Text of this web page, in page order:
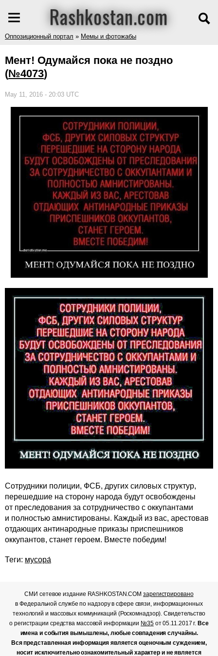
Rashkostan.com
Оппозиционный портал » Мемы и фотожабы
Мент! Одумайся пока не поздно
(№4073)
May 11, 2016 - 20:03 UTC
Сотрудники полиции, ФСБ, других силовых структур,
перешедшие на сторону народа будут освобождены
от преследования за сотрудничество с оккупантами
и полностью амнистированы. Каждый из вас, арестовав
отдающих антинародные приказы приспешников
оккупантов, станет героем. Вместе победим!
Теги: мусора́
СМИ сетевое издание RASHKOSTAN.COMзарегистрировано
в Федеральной службе по надзору в сфере связи, информационных
технологий и массовых коммуникаций (Роскомнадзор). Свидетельство
о регистрации средства массовой информации №35от 05.11.2017 г. Все
имена и события вымышлены, любые совпадения случайны.
Вся представленная информация является оценочным суждением,
носит исключительно ознакомительный характер и не является